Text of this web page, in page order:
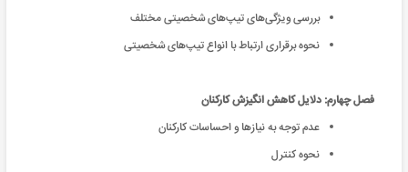
بررسی ویژگی‌های تیپ‌های شخصیتی مختلف
نحوه برقراری ارتباط با انواع تیپ‌های شخصیتی
فصل چهارم: دلایل کاهش انگیزش کارکنان
عدم توجه به نیازها و احساسات کارکنان
نحوه کنترل